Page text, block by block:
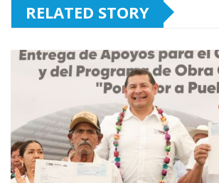
RELATED STORY